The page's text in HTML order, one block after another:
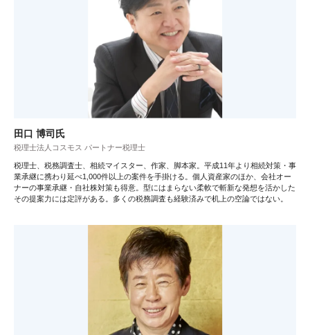
田口 博司氏
税理士法人コスモス パートナー税理士
税理士、税務調査士、相続マイスター、作家、脚本家。平成11年より相続対策・事
業承継に携わり延べ1,000件以上の案件を手掛ける。個人資産家のほか、会社オー
ナーの事業承継・自社株対策も得意。型にはまらない柔軟で斬新な発想を活かした
その提案力には定評がある。多くの税務調査も経験済みで机上の空論ではない。